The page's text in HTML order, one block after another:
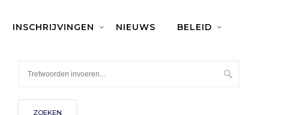
INSCHRIJVINGEN NIEUWS BELEID